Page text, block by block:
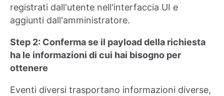
registrati dall'utente nell'interfaccia UI e
aggiunti dall'amministratore.
Step 2: Conferma se il payload della richiesta
ha le informazioni di cui hai bisogno per
ottenere
Eventi diversi trasportano informazioni diverse,